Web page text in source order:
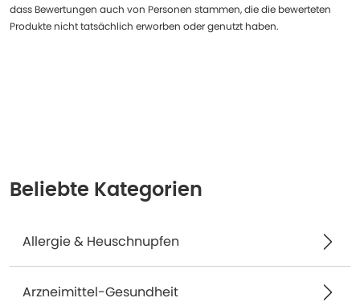
dass Bewertungen auch von Personen stammen, die die bewerteten
Produkte nicht tatsächlich erworben oder genutzt haben.
Beliebte Kategorien
Allergie & Heuschnupfen
Arzneimittel-Gesundheit